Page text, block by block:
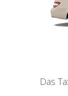
Das